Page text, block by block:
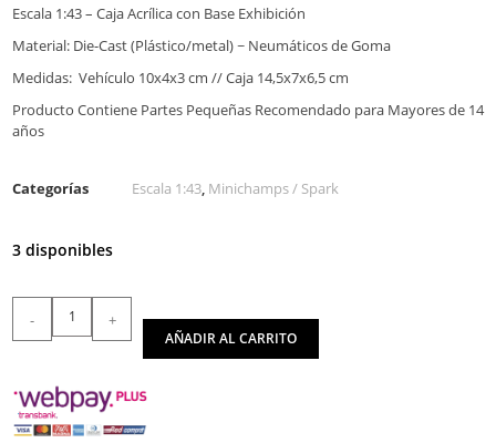
Escala 1:43 – Caja Acrílica con Base Exhibición
Material: Die-Cast (Plástico/metal) ~ Neumáticos de Goma
Medidas: Vehículo 10x4x3 cm // Caja 14,5x7x6,5 cm
Producto Contiene Partes Pequeñas Recomendado para Mayores de 14
años
Categorías Escala 1:43, Minichamps / Spark
3 disponibles
- +
AÑADIR AL CARRITO